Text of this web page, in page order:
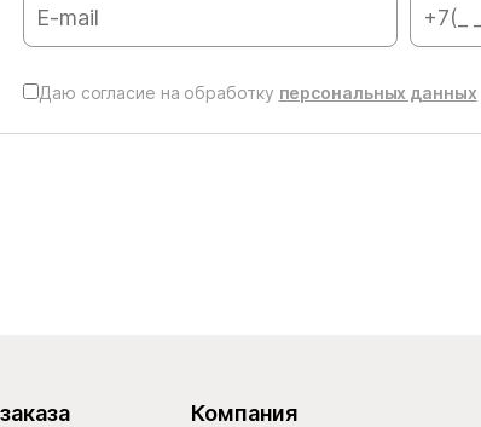
Даю согласие на обработку персональных данных
Компания